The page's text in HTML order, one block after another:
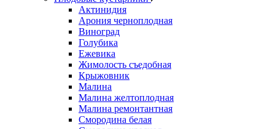
Актинидия
Арония черноплодная
Виноград
Голубика
Ежевика
Жимолость съедобная
Крыжовник
Малина
Малина желтоплодная
Малина ремонтантная
Смородина белая